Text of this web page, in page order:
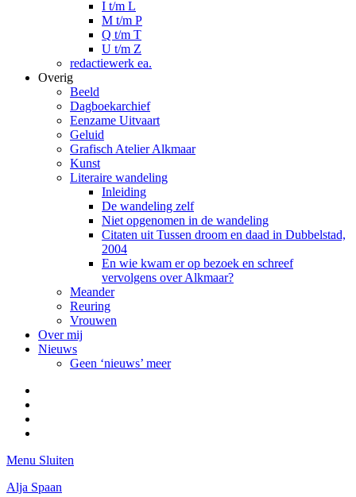
I t/m L
M t/m P
Q t/m T
U t/m Z
redactiewerk ea.
Overig
Beeld
Dagboekarchief
Eenzame Uitvaart
Geluid
Grafisch Atelier Alkmaar
Kunst
Literaire wandeling
Inleiding
De wandeling zelf
Niet opgenomen in de wandeling
Citaten uit Tussen droom en daad in Dubbelstad,
2004
En wie kwam er op bezoek en schreef
vervolgens over Alkmaar?
Meander
Reuring
Vrouwen
Over mij
Nieuws
Geen ‘nieuws’ meer
Menu Sluiten
Alja Spaan